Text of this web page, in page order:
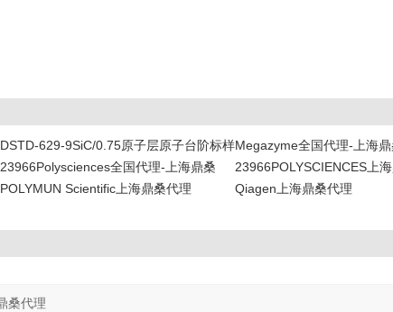
DSTD-629-9SiC/0.75原子层原子台阶标样Megazyme全国代理-上海鼎
23966Polysciences全国代理-上海鼎桑
23966POLYSCIENCES上
POLYMUN Scientific上海鼎桑代理
Qiagen上海鼎桑代理